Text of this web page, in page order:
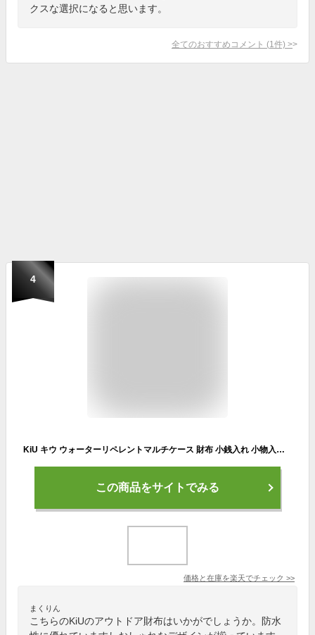
クスな選択になると思います。
全てのおすすめコメント (1 件) >
4
KiU キウ ウォーターリペレントマルチケース 財布 小銭入れ 小物入れ L字 防水 撥水 総柄 メンズ レディース 男女兼用 かわいい おしゃれ 小物入れ フェス アウトドア WR MULTI CASE K283
この商品をサイトでみる
価格と在庫を楽天でチェック >>
まくりん
こちらのKiUのアウトドア財布はいかがでしょうか。防水